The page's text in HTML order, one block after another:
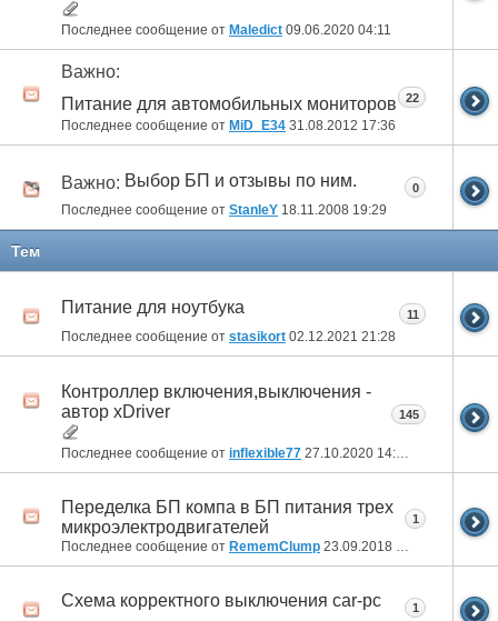
Последнее сообщение от Maledict 09.06.2020 04:11
Важно:
Питание для автомобильных мониторов
Последнее сообщение от MiD_E34 31.08.2012 17:36
22
Важно: Выбор БП и отзывы по ним.
Последнее сообщение от StanleY 18.11.2008 19:29
0
Тем
Питание для ноутбука
Последнее сообщение от stasikort 02.12.2021 21:28
11
Контроллер включения,выключения -
автор xDriver
Последнее сообщение от inflexible77 27.10.2020 14:48
145
Переделка БП компа в БП питания трех
микроэлектродвигателей
Последнее сообщение от RememClump 23.09.2018
1
Схема корректного выключения car-pc 1